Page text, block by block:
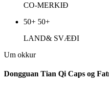
CO-MERKIÐ
50+ 50+
LAND& SVÆÐI
Um okkur
Dongguan Tian Qi Caps og